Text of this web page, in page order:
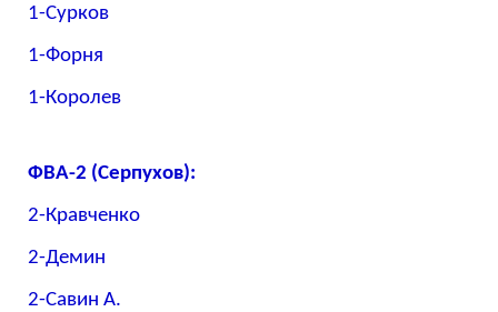
1-Сурков
1-Форня
1-Королев
ФВА-2 (Серпухов):
2-Кравченко
2-Демин
2-Савин А.